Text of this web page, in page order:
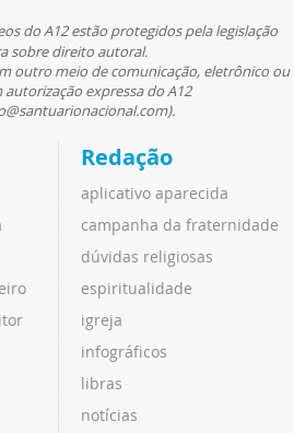
do A12 estão protegidos pela legislação
sobre direito autoral.
outro meio de comunicação, eletrônico ou
autorização expressa do A12
Redação
aplicativo aparecida
campanha da fraternidade
dúvidas religiosas
espiritualidade
igreja
infográficos
libras
notícias